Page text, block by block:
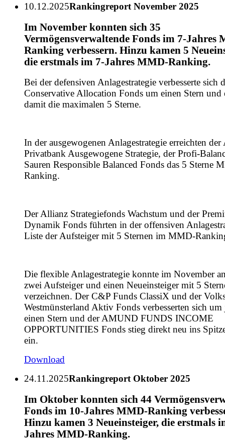
10.12.2025Rankingreport November 2025
Im November konnten sich 35
Vermögensverwaltende Fonds im 7-Jahres
Ranking verbessern. Hinzu kamen 5
die erstmals im 7-Jahres MMD-Ranking.
Bei der defensiven Anlagestrategie verbesserte sich
Conservative Allocation Fonds um einen Stern und
damit die maximalen 5 Sterne.
In der ausgewogenen Anlagestrategie erreichten der
Privatbank Ausgewogene Strategie, der Profi-
Sauren Responsible Balanced Fonds das 5 Sterne
Ranking.
Der Allianz Strategiefonds Wachstum und der
Dynamik Fonds führten in der offensiven
Liste der Aufsteiger mit 5 Sternen im MMD-
Die flexible Anlagestrategie konnte im November
zwei Aufsteiger und einen Neueinsteiger mit 5
verzeichnen. Der C&P Funds ClassiX und der
Westmünsterland Aktiv Fonds verbesserten sich um
einen Stern und der AMUND FUNDS INCOME
OPPORTUNITIES Fonds stieg direkt neu ins
ein.
Download
24.11.2025Rankingreport Oktober 2025
Im Oktober konnten sich 44
Fonds im 10-Jahres MMD-Ranking
Hinzu kamen 3 Neueinsteiger, die erstmals
Jahres MMD-Ranking.